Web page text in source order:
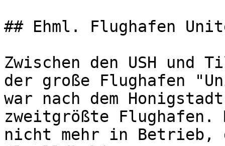
## Ehml. Flughafen
Zwischen den USH
der große Flughafen
war nach dem
zweitgrößte
nicht mehr in Betrieb,